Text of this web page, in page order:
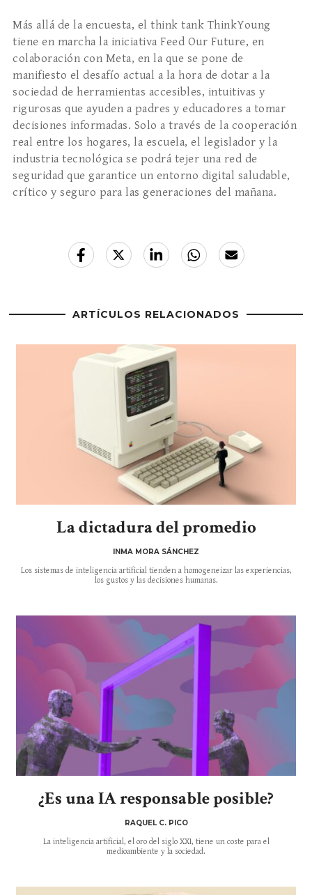
Más allá de la encuesta, el think tank ThinkYoung
tiene en marcha la iniciativa Feed Our Future, en
colaboración con Meta, en la que se pone de
manifiesto el desafío actual a la hora de dotar a la
sociedad de herramientas accesibles, intuitivas y
rigurosas que ayuden a padres y educadores a tomar
decisiones informadas. Solo a través de la cooperación
real entre los hogares, la escuela, el legislador y la
industria tecnológica se podrá tejer una red de
seguridad que garantice un entorno digital saludable,
crítico y seguro para las generaciones del mañana.
ARTÍCULOS RELACIONADOS
La dictadura del promedio
INMA MORA SÁNCHEZ
Los sistemas de inteligencia artificial tienden a homogeneizar las experiencias,
los gustos y las decisiones humanas.
¿Es una IA responsable posible?
RAQUEL C. PICO
La inteligencia artificial, el oro del siglo XXI, tiene un coste para el
medioambiente y la sociedad.